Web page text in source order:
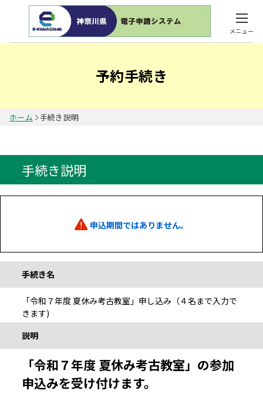
メニュー
予約手続き
ホーム 手続き説明
手続き説明
申込期間ではありません。
手続き名
「令和７年度 夏休み考古教室」申し込み（４名まで入力で
きます)
説明
「令和７年度 夏休み考古教室」の参加
申込みを受け付けます。